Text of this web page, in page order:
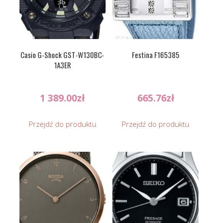
Casio G-Shock GST-W130BC-
1A3ER
1 389.00zł
Przejdź do produktu
Festina F165385
665.76zł
Przejdź do produktu